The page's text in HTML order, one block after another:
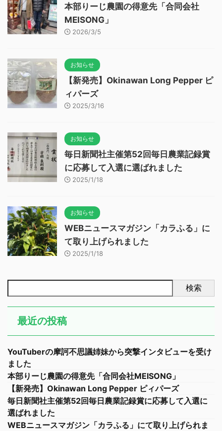
本部りーじ農園の得意先「合同会社
MEISONG」
2026/3/5
お知らせ
【新発売】Okinawan Long Pepper ピ
ィパーズ
2025/3/16
お知らせ
毎日新聞社主催第52回毎日農業記録賞
に応募して入選に選ばれました
2025/1/18
お知らせ
WEBニュースマガジン「カラふる」に
て取り上げられました
2025/1/18
検索
最近の投稿
YouTuberの摩訶不思議姉妹から突撃インタビューを受け
ました
本部りーじ農園の得意先「合同会社MEISONG」
【新発売】Okinawan Long Pepper ピィパーズ
毎日新聞社主催第52回毎日農業記録賞に応募して入選に
選ばれました
WEBニュースマガジン「カラふる」にて取り上げられま